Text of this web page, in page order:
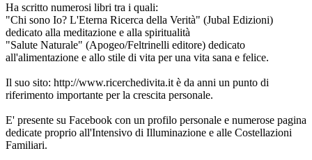
Ha scritto numerosi libri tra i quali:
"Chi sono Io? L'Eterna Ricerca della Verità" (Jubal Edizioni)
dedicato alla meditazione e alla spiritualità
"Salute Naturale" (Apogeo/Feltrinelli editore) dedicato
all'alimentazione e allo stile di vita per una vita sana e felice.
Il suo sito: http://www.ricerchedivita.it è da anni un punto di
riferimento importante per la crescita personale.
E' presente su Facebook con un profilo personale e numerose pagina
dedicate proprio all'Intensivo di Illuminazione e alle Costellazioni
Familiari.